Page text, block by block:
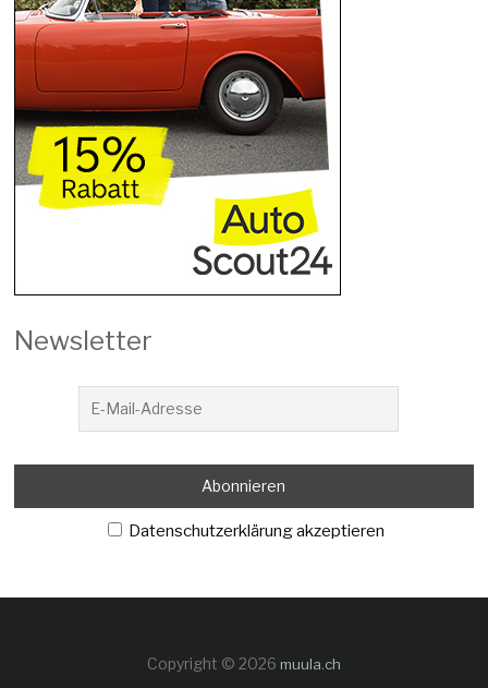
Newsletter
Datenschutzerklärung akzeptieren
Copyright © 2026 muula.ch